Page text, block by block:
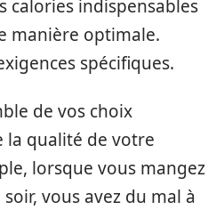
calories indispensables
manière optimale.
spécifiques.
de vos choix
la qualité de votre
lorsque vous mangez
vous avez du mal à